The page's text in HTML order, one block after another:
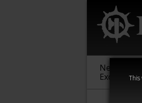
This
New &
Exclusive